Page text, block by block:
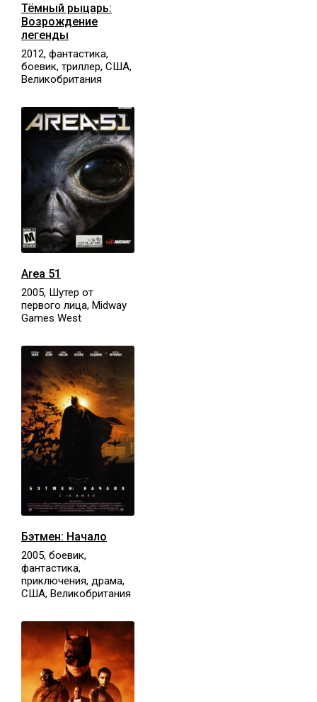
Тёмный рыцарь:
Возрождение
легенды
2012, фантастика,
боевик, триллер, США,
Великобритания
Area 51
2005, Шутер от
первого лица, Midway
Games West
Бэтмен: Начало
2005, боевик,
фантастика,
приключения, драма,
США, Великобритания